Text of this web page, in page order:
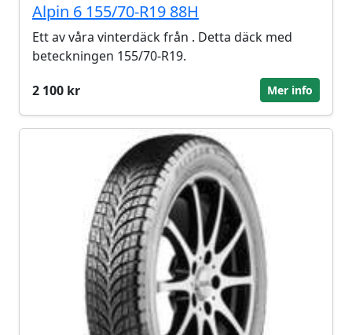
Alpin 6 155/70-R19 88H
Ett av våra vinterdäck från . Detta däck med
beteckningen 155/70-R19.
2 100 kr
Mer info